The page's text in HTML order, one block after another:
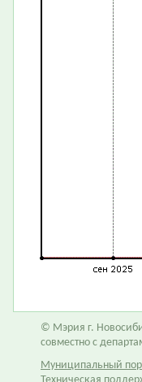
© Мэрия г.
совместно с
Муниципальный